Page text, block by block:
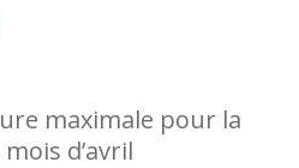
maximale pour la
d’avril